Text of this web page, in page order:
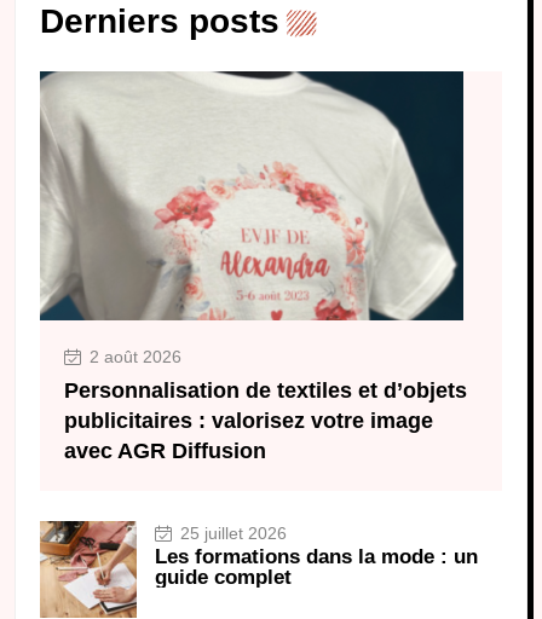
Derniers posts
2 août 2026
Personnalisation de textiles et d’objets
publicitaires : valorisez votre image
avec AGR Diffusion
25 juillet 2026
Les formations dans la mode : un
guide complet